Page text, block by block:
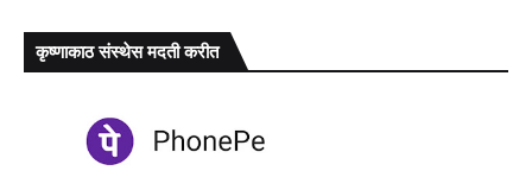
कृष्णाकाठ संस्थेस मदती करीत